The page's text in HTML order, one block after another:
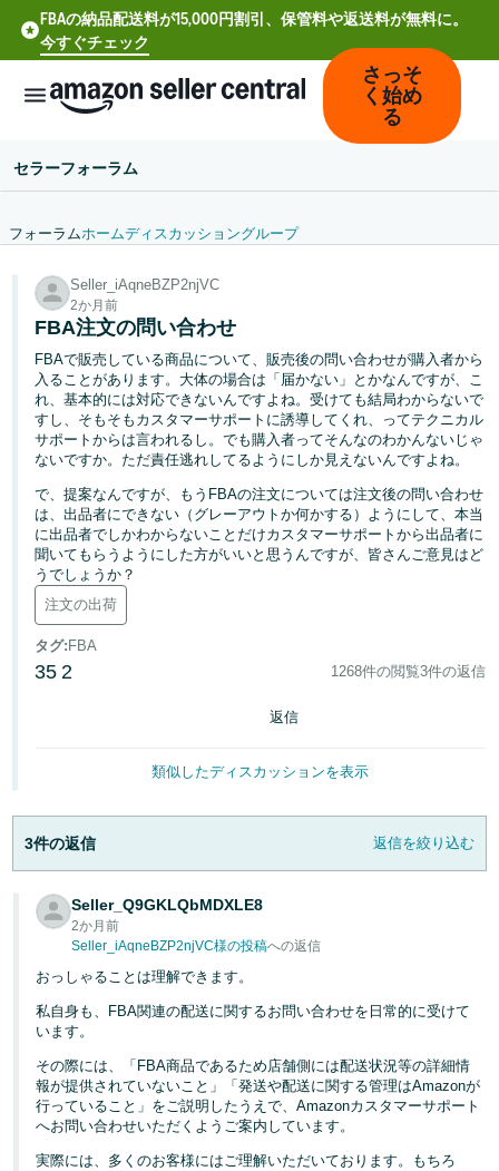
FBAの納品配送料が15,000円割引、保管料や返送料が無料に。
今すぐチェック
文
-
CN
Deutsch
- DE
Español
- ES
Français
- FR
Italiano
- IT
日
語
JP
English
- JP
ロ
グ
イ
ン
っ
く
始
る
さっそ
く始め
る
セラーフォーラム
フォーラムホームディスカッショングループ
Seller_iAqneBZP2njVC
2か月前
FBA注文の問い合わせ
FBAで販売している商品について、販売後の問い合わせが購入者から
入ることがあります。大体の場合は「届かない」とかなんですが、こ
れ、基本的には対応できないんですよね。受けても結局わからないで
すし、そもそもカスタマーサポートに誘導してくれ、ってテクニカル
サポートからは言われるし。でも購入者ってそんなのわかんないじゃ
ないですか。ただ責任逃れしてるようにしか見えないんですよね。
で、提案なんですが、もうFBAの注文については注文後の問い合わせ
は、出品者にできない（グレーアウトか何かする）ようにして、本当
に出品者でしかわからないことだけカスタマーサポートから出品者に
聞いてもらうようにした方がいいと思うんですが、皆さんご意見はど
うでしょうか？
注文の出荷
タグ: FBA
35 2 1268件の閲覧3件の返信
返信
類似したディスカッションを表示
3件の返信 返信を絞り込む
Seller_Q9GKLQbMDXLE8
2か月前
Seller_iAqneBZP2njVC様の投稿への返信
おっしゃることは理解できます。
私自身も、FBA関連の配送に関するお問い合わせを日常的に受けて
います。
その際には、「FBA商品であるため店舗側には配送状況等の詳細情
報が提供されていないこと」「発送や配送に関する管理はAmazonが
行っていること」をご説明したうえで、Amazonカスタマーサポート
へお問い合わせいただくようご案内しています。
実際には、多くのお客様にはご理解いただいております。もちろ